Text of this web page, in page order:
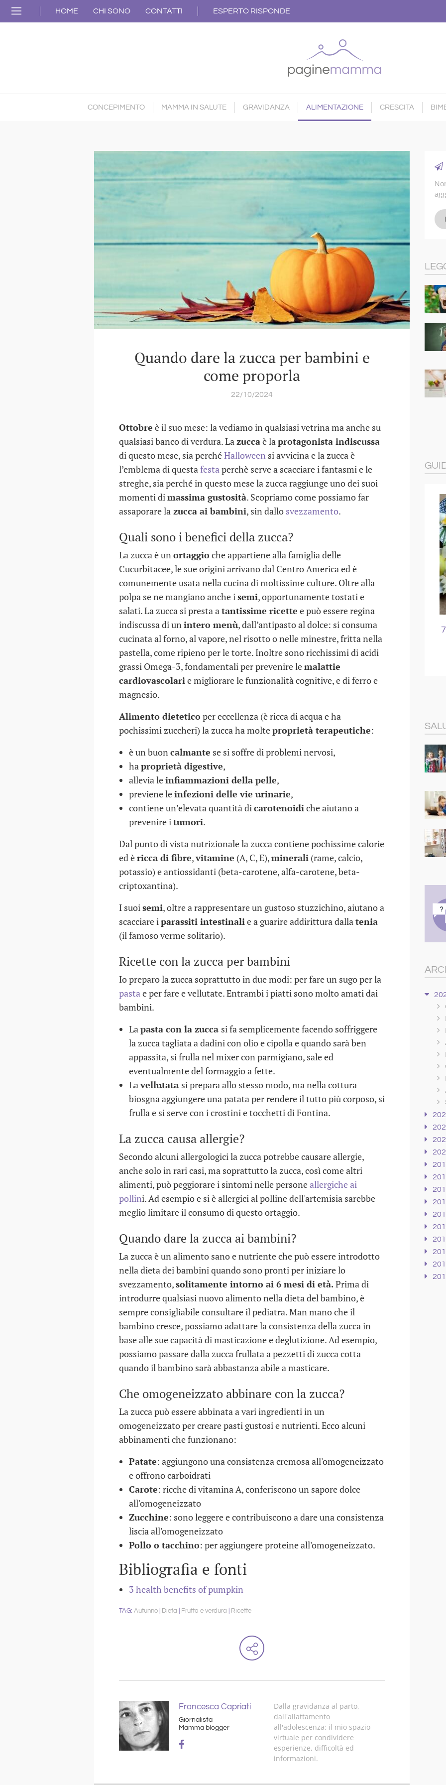
HOME CHI SONO CONTATTI ESPERTO RISPONDE
CONCEPIMENTO MAMMA IN SALUTE GRAVIDANZA ALIMENTAZIONE CRESCITA
Quando dare la zucca per bambini e
come proporla
22/10/2024
Ottobre è il suo mese: la vediamo in qualsiasi vetrina ma anche su
qualsiasi banco di verdura. Lazuccaè laprotagonista indiscussa
di questo mese, sia perchéHalloween si avvicina e la zucca è
l’emblema di questafestaperchè serve a scacciare i fantasmi e le
streghe, sia perché in questo mese la zucca raggiunge uno dei suoi
momenti dimassima gustosità. Scopriamo come possiamo far
assaporare la zucca ai bambini, sin dallo svezzamento.
Quali sono i benefici della zucca?
La zucca è unortaggioche appartiene alla famiglia delle
Cucurbitacee, le sue origini arrivano dal Centro America ed è
comunemente usata nella cucina di moltissime culture. Oltre alla
polpa se ne mangiano anche isemi, opportunamente tostati e
salati. La zucca si presta atantissime ricette e può essere regina
indiscussa di unintero menù, dall’antipasto al dolce: si consuma
cucinata al forno, al vapore, nel risotto o nelle minestre, fritta nella
pastella, come ripieno per le torte. Inoltre sono ricchissimi di acidi
grassi Omega-3, fondamentali per prevenire lemalattie
cardiovascolarie migliorare le funzionalità cognitive, e di ferro e
magnesio.
Alimento dieteticoper eccellenza (è ricca di acqua e ha
pochissimi zuccheri) la zucca ha molteproprietà terapeutiche:
è un buoncalmante se si soffre di problemi nervosi,
haproprietà digestive,
allevia leinfiammazioni della pelle,
previene leinfezioni delle vie urinarie,
contiene un’elevata quantità dicarotenoidiche aiutano a
prevenire itumori.
Dal punto di vista nutrizionale la zucca contiene pochissime calorie
ed èricca di fibre,vitamine (A, C, E),minerali (rame, calcio,
potassio) e antiossidanti (beta-carotene, alfa-carotene, beta-
criptoxantina).
I suoisemi, oltre a rappresentare un gustoso stuzzichino, aiutano a
scacciare iparassiti intestinalie a guarire addirittura dallatenia
(il famoso verme solitario).
Ricette con la zucca per bambini
Io preparo la zucca soprattutto in due modi: per fare un sugo per la
pastae per fare e vellutate. Entrambi i piatti sono molto amati dai
bambini.
Lapasta con la zucca si fa semplicemente facendo soffriggere
la zucca tagliata a dadini con olio e cipolla e quando sarà ben
appassita, si frulla nel mixer con parmigiano, sale ed
eventualmente del formaggio a fette.
Lavellutata si prepara allo stesso modo, ma nella cottura
biosgna aggiungere una patata per rendere il tutto più corposo, si
frulla e si serve con i crostini e tocchetti di Fontina.
La zucca causa allergie?
Secondo alcuni allergologici la zucca potrebbe causare allergie,
anche solo in rari casi, ma soprattutto la zucca, così come altri
alimenti, può peggiorare i sintomi nelle personeallergiche ai
pollini. Ad esempio e si è allergici al polline dell'artemisia sarebbe
meglio limitare il consumo di questo ortaggio.
Quando dare la zucca ai bambini?
La zucca è un alimento sano e nutriente che può essere introdotto
nella dieta dei bambini quando sono pronti per iniziare lo
svezzamento,solitamente intorno ai 6 mesi di età.Prima di
introdurre qualsiasi nuovo alimento nella dieta del bambino, è
sempre consigliabile consultare il pediatra. Man mano che il
bambino cresce, possiamo adattare la consistenza della zucca in
base alle sue capacità di masticazione e deglutizione. Ad esempio,
possiamo passare dalla zucca frullata a pezzetti di zucca cotta
quando il bambino sarà abbastanza abile a masticare.
Che omogeneizzato abbinare con la zucca?
La zucca può essere abbinata a vari ingredienti in un
omogeneizzato per creare pasti gustosi e nutrienti. Ecco alcuni
abbinamenti che funzionano:
Patate: aggiungono una consistenza cremosa all'omogeneizzato
e offrono carboidrati
Carote: ricche di vitamina A, conferiscono un sapore dolce
all'omogeneizzato
Zucchine: sono leggere e contribuiscono a dare una consistenza
liscia all'omogeneizzato
Pollo o tacchino: per aggiungere proteine all'omogeneizzato.
Bibliografia e fonti
3 health benefits of pumpkin
Autunno Dieta Frutta e verdura Ricette
Francesca Capriati
Giornalista
Mamma blogger
Dalla gravidanza al parto,
dall'allattamento
all'adolescenza: il mio spazio
virtuale per condividere
esperienze, difficoltà ed
informazioni.
COME SCEGLIERE L'ASILO
I LUOGHI SPORCHI PER I
BAMBINI
07 GIU 2016
7 IDEE PER MERENDE SANE,
SFIZIOSE E CREATIVE